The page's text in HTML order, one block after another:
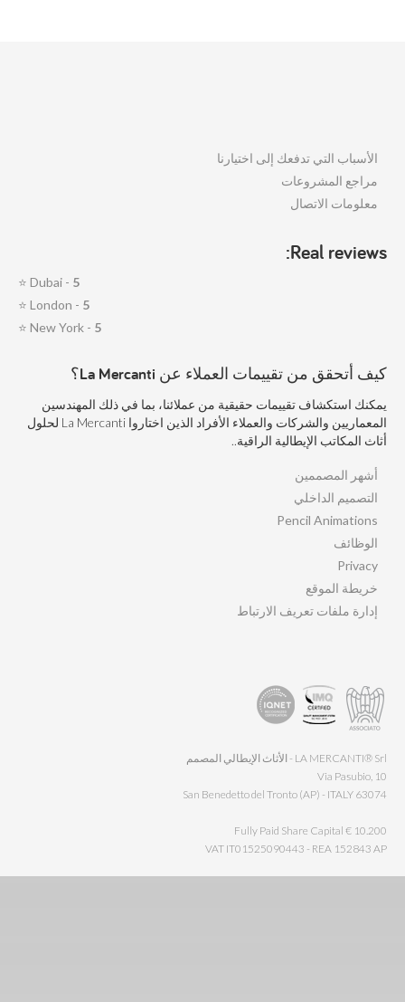
الأسباب التي تدفعك إلى اختيارنا
مراجع المشروعات
معلومات الاتصال
Real reviews:
Dubai - 5
⭐
London - 5
⭐
New York - 5
⭐
كيف أتحقق من تقييمات العملاء عن La Mercanti؟
يمكنك استكشاف تقييمات حقيقية من عملائنا، بما في ذلك المهندسين
المعماريين والشركات والعملاء الأفراد الذين اختاروا La Mercanti لحلول
أثاث المكاتب الإيطالية الراقية..
أشهر المصممين
التصميم الداخلي
Pencil Animations
الوظائف
Privacy
خريطة الموقع
إدارة ملفات تعريف الارتباط
LA MERCANTI® Srl - الأثاث الإيطالي المصمم
Via Pasubio, 10
63074 San Benedetto del Tronto (AP) - ITALY
Fully Paid Share Capital € 10.200
VAT IT01525090443 - REA 152843 AP